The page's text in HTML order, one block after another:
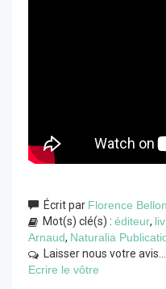
Écrit par Florence Bellon
Mot(s) clé(s) : éditeur,
Arnaud, Naturalia
Laisser nous votre avis...
Ecrire le vôtre